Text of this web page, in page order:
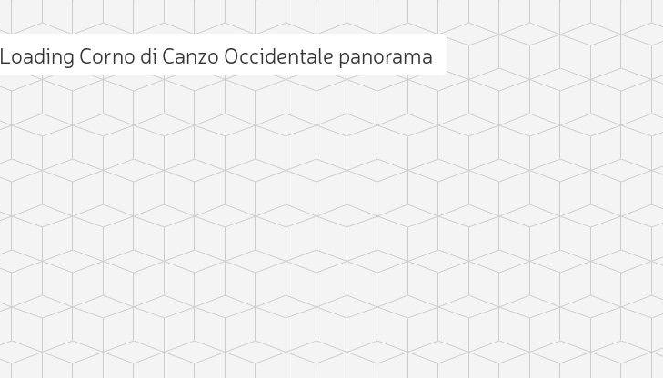
Add photo
Loading Corno di Canzo Occidentale panorama